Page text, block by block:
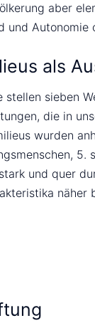
aber
und
als
stellen sieben
die in
wurden
und quer
näher